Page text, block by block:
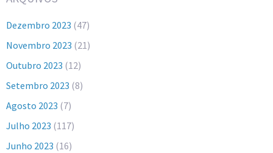
Dezembro 2023 (47)
Novembro 2023 (21)
Outubro 2023 (12)
Setembro 2023 (8)
Agosto 2023 (7)
Julho 2023 (117)
Junho 2023 (16)